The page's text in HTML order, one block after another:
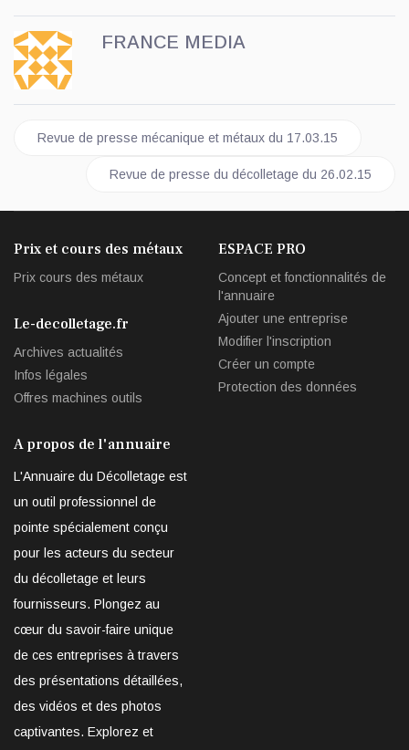
FRANCE MEDIA
Article précédent : Revue de presse mécanique et métaux du
Revue de presse mécanique et métaux du 17.03.15
Article suivant : Revue de presse du décolletage
Revue de presse du décolletage du 26.02.15
Prix et cours des métaux
Prix cours des métaux
Le-decolletage.fr
Archives actualités
Infos légales
Offres machines outils
ESPACE PRO
Concept et fonctionnalités de
l'annuaire
Ajouter une entreprise
Modifier l'inscription
Créer un compte
Protection des données
A propos de l'annuaire
L'Annuaire du Décolletage est
un outil professionnel de
pointe spécialement conçu
pour les acteurs du secteur
du décolletage et leurs
fournisseurs. Plongez au
cœur du savoir-faire unique
de ces entreprises à travers
des présentations détaillées,
des vidéos et des photos
captivantes. Explorez et